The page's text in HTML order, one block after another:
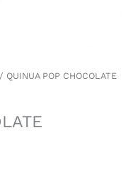
/ QUINUA POP CHOCOLATE